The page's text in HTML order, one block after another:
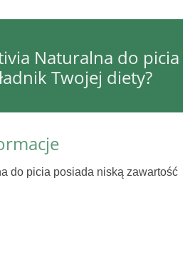
Naturalna do picia
Twojej diety?
do picia posiada niską zawartość